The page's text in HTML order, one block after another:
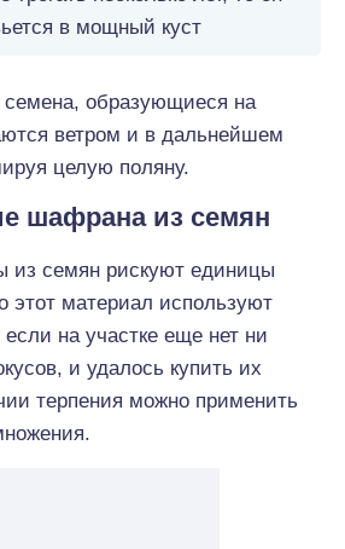
в мощный куст
семена, образующиеся на
ветром и в дальнейшем
целую поляну.
шафрана из семян
из семян рискуют единицы
этот материал используют
на участке еще нет ни
и удалось купить их
терпения можно применить